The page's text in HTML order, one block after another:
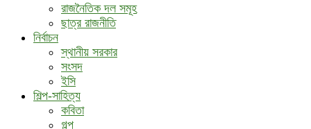
রাজনৈতিক দল সমূহ
ছাত্র রাজনীতি
নির্বাচন
স্থানীয় সরকার
সংসদ
ইসি
শিল্প-সাহিত্য
কবিতা
গল্প